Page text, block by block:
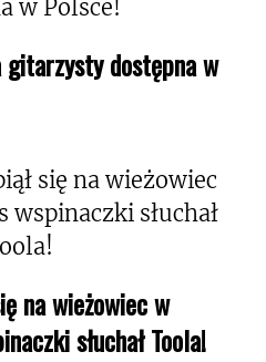
dostępna w
na wieżowiec w
słuchał Toola!